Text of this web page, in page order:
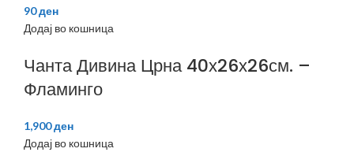
90ден
Додај во кошница
Чанта Дивина Црна 40х26х26см. –
Фламинго
1,900ден
Додај во кошница